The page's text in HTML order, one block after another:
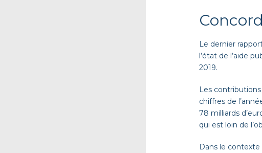
Le dernier
l’état de l’aide
2019.
Les
chiffres de
78 milliards
qui est loin de
Dans le contexte